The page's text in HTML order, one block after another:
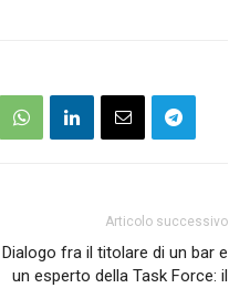
Articolo successivo
Dialogo fra il titolare di un bar e
un esperto della Task Force: il